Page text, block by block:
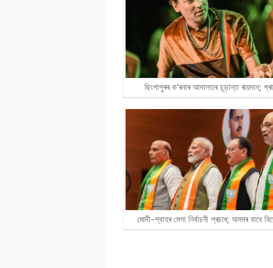
ছিংগাপুৰৰ ক'ৰনাৰ আদালতৰ চূড়ান্ত ৰায়দান;
মোদী-শ্বাহৰ মেগা নিৰ্বাচনী প্ৰচাৰ; অসমৰ বাবে